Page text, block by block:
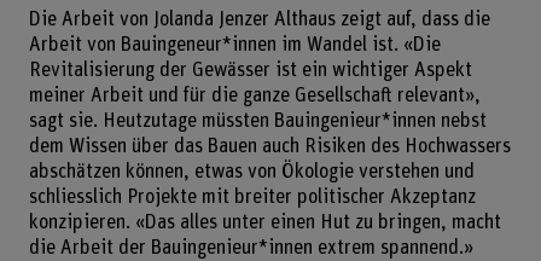
Die Arbeit von Jolanda Jenzer Althaus zeigt auf, dass die
Arbeit von Bauingeneur*innen im Wandel ist. «Die
Revitalisierung der Gewässer ist ein wichtiger Aspekt
meiner Arbeit und für die ganze Gesellschaft relevant»,
sagt sie. Heutzutage müssten Bauingenieur*innen nebst
dem Wissen über das Bauen auch Risiken des Hochwassers
abschätzen können, etwas von Ökologie verstehen und
schliesslich Projekte mit breiter politischer Akzeptanz
konzipieren. «Das alles unter einen Hut zu bringen, macht
die Arbeit der Bauingenieur*innen extrem spannend.»